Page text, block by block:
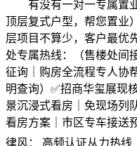
有没有一对一专属置业
顶层复式户型，帮您置业
层项目不算少，客户最优
处专属热线：（售楼处间
征询｜购房全流程专人协
明查询）✅招商华玺展现
景沉浸式看房｜免现场列
看房方案｜市区专车接送
律风： 高频认证从力热线